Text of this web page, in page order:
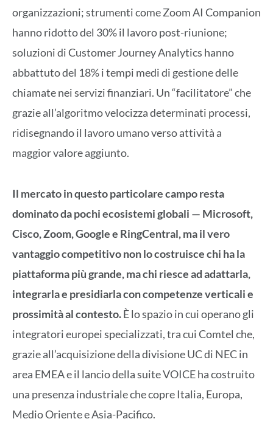
organizzazioni; strumenti come Zoom AI Companion
hanno ridotto del 30% il lavoro post-riunione;
soluzioni di Customer Journey Analytics hanno
abbattuto del 18% i tempi medi di gestione delle
chiamate nei servizi finanziari. Un “facilitatore” che
grazie all’algoritmo velocizza determinati processi,
ridisegnando il lavoro umano verso attività a
maggior valore aggiunto.
Il mercato in questo particolare campo resta
dominato da pochi ecosistemi globali — Microsoft,
Cisco, Zoom, Google e RingCentral, ma il vero
vantaggio competitivo non lo costruisce chi ha la
piattaforma più grande, ma chi riesce ad adattarla,
integrarla e presidiarla con competenze verticali e
prossimità al contesto.È lo spazio in cui operano gli
integratori europei specializzati, tra cui Comtel che,
grazie all’acquisizione della divisione UC di NEC in
area EMEA e il lancio della suite VOICE ha costruito
una presenza industriale che copre Italia, Europa,
Medio Oriente e Asia-Pacifico.